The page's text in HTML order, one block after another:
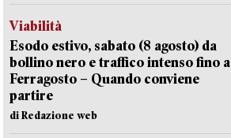
Viabilità
Esodo estivo, sabato (8 agosto) da
bollino nero e traffico intenso fino a
Ferragosto – Quando conviene
partire
di Redazione web